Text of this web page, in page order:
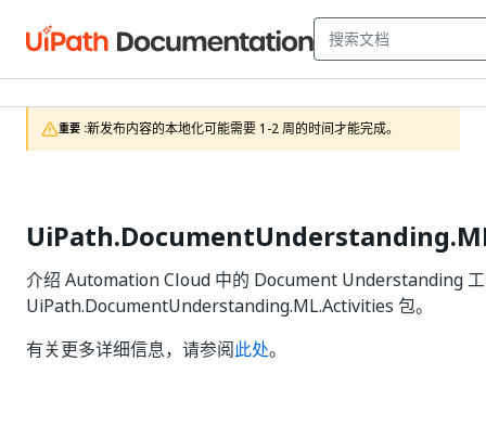
重要 :新发布内容的本地化可能需要 1-2 周的时间才能完成。
介绍 Automation Cloud 中的 Document Understanding
UiPath.DocumentUnderstanding.ML.Activities 包。
有关更多详细信息，请参阅此处。